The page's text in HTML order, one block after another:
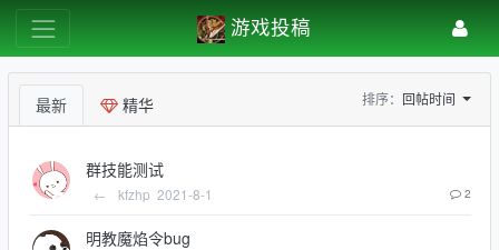
游戏投稿
最新 精华 排序： 回帖时间
群技能测试
← kfzhp 2021-8-1 2
明教魔焰令bug